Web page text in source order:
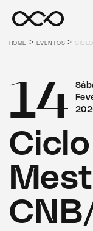
HOME >EVENTOS >
14